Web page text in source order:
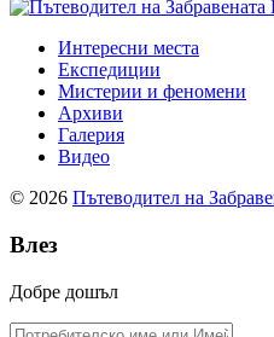
Интересни места
Експедиции
Мистерии и феномени
Архиви
Галерия
Видео
© 2026 Пътеводител на
Влез
Добре дошъл